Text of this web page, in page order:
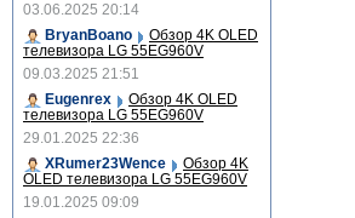
03.06.2025 20:14
BryanBoano
Обзор 4K OLED
телевизора LG 55EG960V
09.03.2025 21:51
Eugenrex
Обзор 4K OLED
телевизора LG 55EG960V
29.01.2025 22:36
XRumer23Wence
Обзор 4K
OLED телевизора LG 55EG960V
19.01.2025 09:09